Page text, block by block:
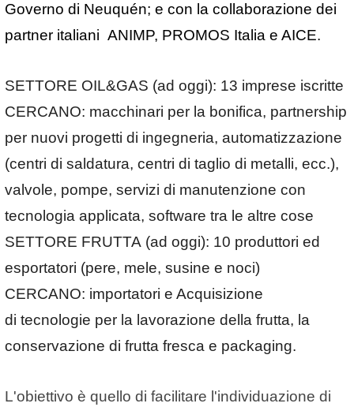
Governo di Neuquén; e con la collaborazione dei
partner italiani ANIMP, PROMOS Italia e AICE.
SETTORE OIL&GAS (ad oggi): 13 imprese iscritte
CERCANO: macchinari per la bonifica, partnership
per nuovi progetti di ingegneria, automatizzazione
(centri di saldatura, centri di taglio di metalli, ecc.),
valvole, pompe, servizi di manutenzione con
tecnologia applicata, software tra le altre cose
SETTORE FRUTTA (ad oggi): 10 produttori ed
esportatori (pere, mele, susine e noci)
CERCANO: importatori e Acquisizione
di tecnologie per la lavorazione della frutta, la
conservazione di frutta fresca e packaging.
L'obiettivo è quello di facilitare l'individuazione di